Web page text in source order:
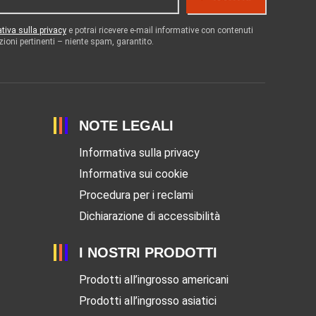
sulla privacy e potrai ricevere e-mail informative con contenuti
pertinenti – niente spam, garantito.
NOTE LEGALI
Informativa sulla privacy
Informativa sui cookie
Procedura per i reclami
Dichiarazione di accessibilità
I NOSTRI PRODOTTI
Prodotti all’ingrosso americani
Prodotti all’ingrosso asiatici